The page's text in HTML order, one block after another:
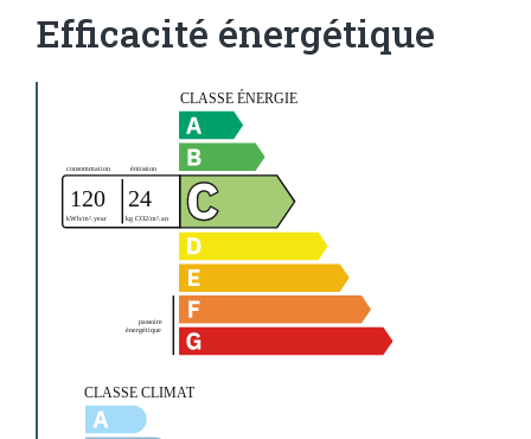
Efficacité énergétique